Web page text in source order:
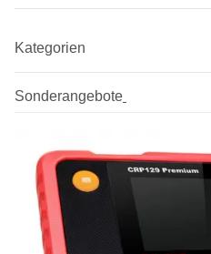
Kategorien
Sonderangebote